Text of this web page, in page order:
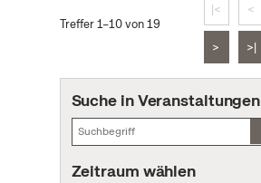
Treffer 1–10 von 19
|< <
> >|
Suche in Veranstaltungen
Zeitraum wählen